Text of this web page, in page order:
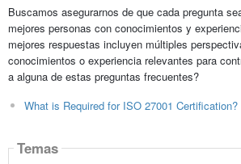
Buscamos asegurarnos de que cada pregunta
mejores personas con conocimientos y
mejores respuestas incluyen múltiples
conocimientos o experiencia relevantes para
a alguna de estas preguntas frecuentes?
What is Required for ISO 27001 Certification?
Temas